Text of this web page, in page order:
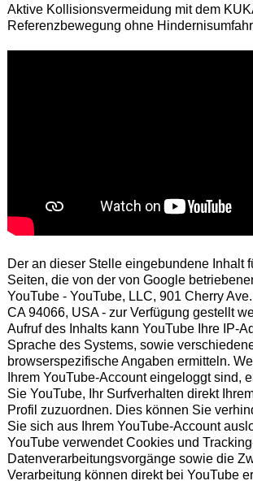
Aktive Kollisionsvermeidung mit dem
Referenzbewegung ohne
Der an dieser Stelle eingebundene Inhalt
Seiten, die von der von Google
YouTube - YouTube, LLC, 901 Cherry
CA 94066, USA - zur Verfügung gestellt
Aufruf des Inhalts kann YouTube Ihre IP-
Sprache des Systems, sowie
browserspezifische Angaben ermitteln.
Ihrem YouTube-Account eingeloggt sind,
Sie YouTube, Ihr Surfverhalten direkt
Profil zuzuordnen. Dies können Sie
Sie sich aus Ihrem YouTube-Account
YouTube verwendet Cookies und
Datenverarbeitungsvorgänge sowie die
Verarbeitung können direkt bei YouTube